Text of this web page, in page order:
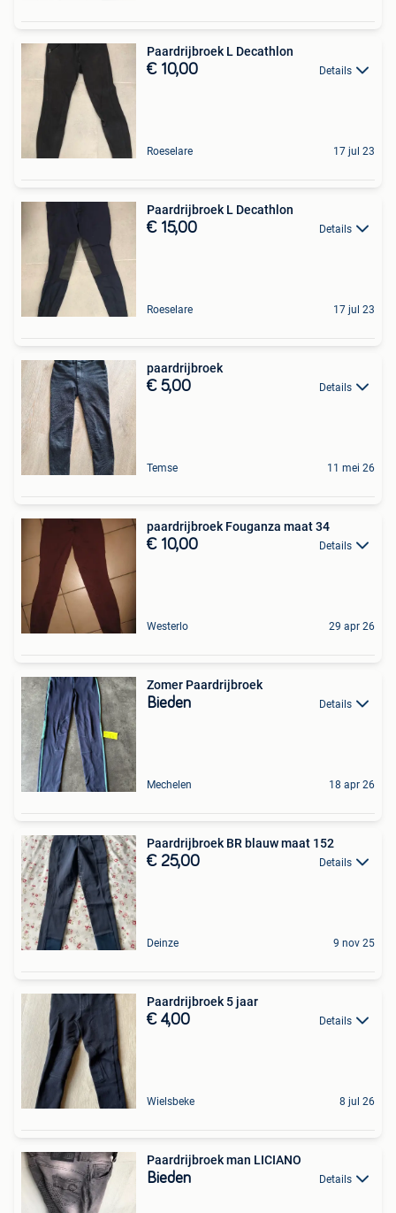
Paardrijbroek L Decathlon
€ 10,00 Details
Roeselare 17 jul 23
Paardrijbroek L Decathlon
€ 15,00 Details
Roeselare 17 jul 23
paardrijbroek
€ 5,00 Details
Temse 11 mei 26
paardrijbroek Fouganza maat 34
€ 10,00 Details
Westerlo 29 apr 26
Zomer Paardrijbroek
Bieden Details
Mechelen 18 apr 26
Paardrijbroek BR blauw maat 152
€ 25,00 Details
Deinze 9 nov 25
Paardrijbroek 5 jaar
€ 4,00 Details
Wielsbeke 8 jul 26
Paardrijbroek man LICIANO
Bieden Details